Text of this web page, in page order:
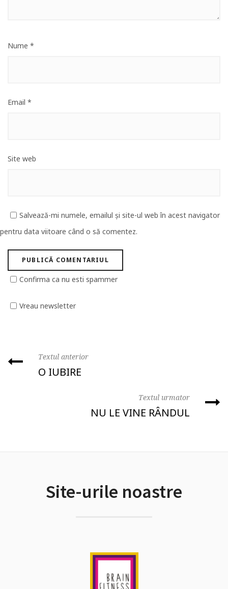
Nume *
Email *
Site web
Salvează-mi numele, emailul și site-ul web în acest navigator
pentru data viitoare când o să comentez.
Confirma ca nu esti spammer
Vreau newsletter
Textul anterior
O IUBIRE
Textul urmator
NU LE VINE RÂNDUL
Site-urile noastre